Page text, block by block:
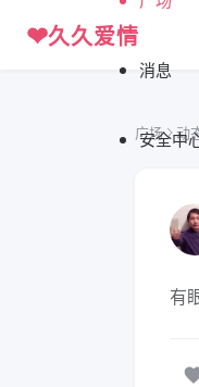
❤久久爱情
消息
安全中
广场 动
有